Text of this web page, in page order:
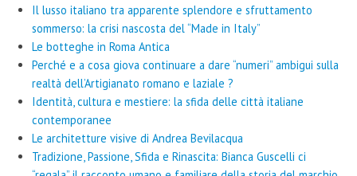
Il lusso italiano tra apparente splendore e sfruttamento
sommerso: la crisi nascosta del “Made in Italy”
Le botteghe in Roma Antica
Perché e a cosa giova continuare a dare “numeri” ambigui sulla
realtà dell’Artigianato romano e laziale ?
Identità, cultura e mestiere: la sfida delle città italiane
contemporanee
Le architetture visive di Andrea Bevilacqua
Tradizione, Passione, Sfida e Rinascita: Bianca Guscelli ci